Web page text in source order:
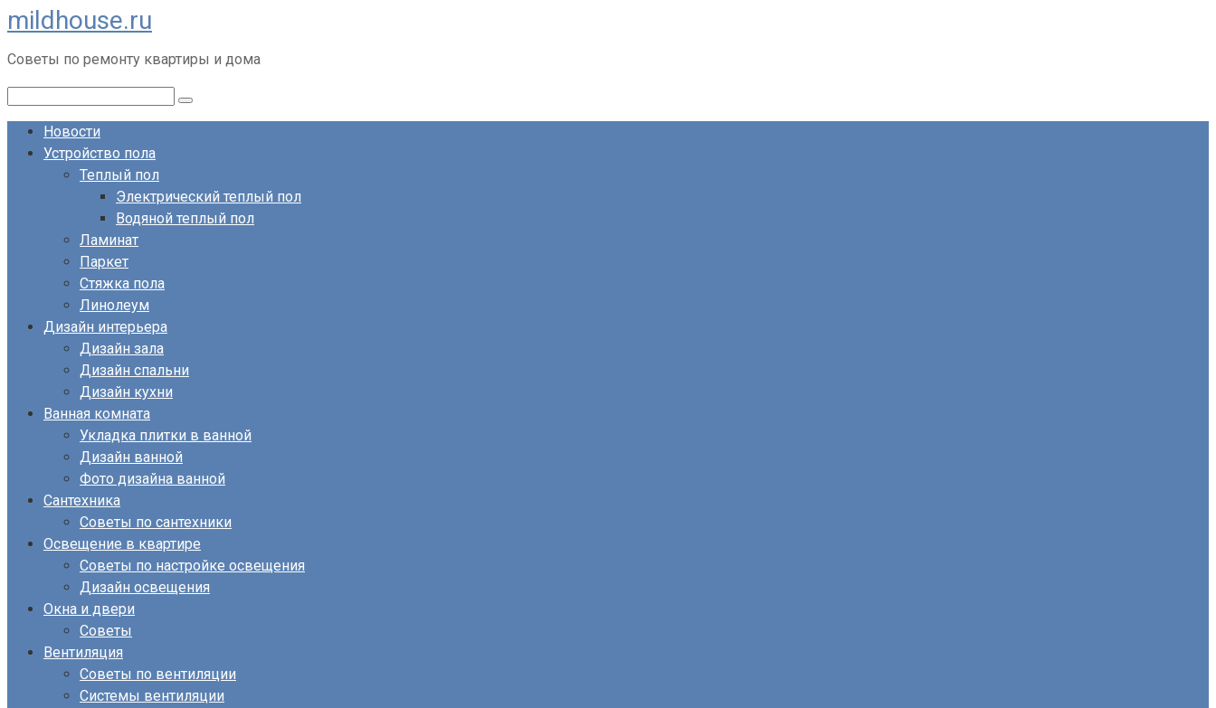
Перейти
к
контенту
mildhouse.ru
Советы по ремонту квартиры и дома
Новости
Устройство пола
Теплый пол
Электрический теплый пол
Водяной теплый пол
Ламинат
Паркет
Стяжка пола
Линолеум
Дизайн интерьера
Дизайн зала
Дизайн спальни
Дизайн кухни
Ванная комната
Укладка плитки в ванной
Дизайн ванной
Фото дизайна ванной
Сантехника
Советы по сантехники
Освещение в квартире
Советы по настройке освещения
Дизайн освещения
Окна и двери
Советы
Вентиляция
Советы по вентиляции
Системы вентиляции